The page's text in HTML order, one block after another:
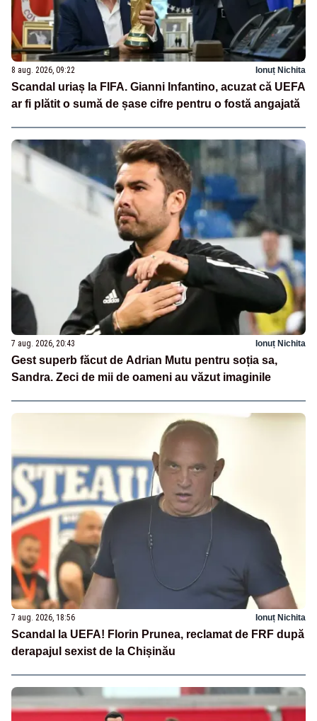
8 aug. 2026, 09:22 Ionuț Nichita
Scandal uriaș la FIFA. Gianni Infantino, acuzat că UEFA
ar fi plătit o sumă de șase cifre pentru o fostă angajată
7 aug. 2026, 20:43 Ionuț Nichita
Gest superb făcut de Adrian Mutu pentru soția sa,
Sandra. Zeci de mii de oameni au văzut imaginile
7 aug. 2026, 18:56 Ionuț Nichita
Scandal la UEFA! Florin Prunea, reclamat de FRF după
derapajul sexist de la Chișinău